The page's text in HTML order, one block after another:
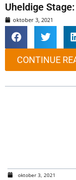
Uheldige
oktober 3, 2021
CONTINUE
oktober 3, 2021